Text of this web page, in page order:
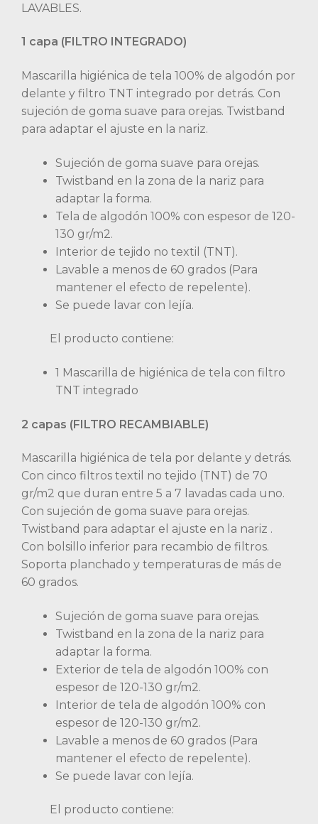
LAVABLES.
1 capa (FILTRO INTEGRADO)
Mascarilla higiénica de tela 100% de algodón por
delante y filtro TNT integrado por detrás. Con
sujeción de goma suave para orejas. Twistband
para adaptar el ajuste en la nariz.
Sujeción de goma suave para orejas.
Twistband en la zona de la nariz para
adaptar la forma.
Tela de algodón 100% con espesor de 120-
130 gr/m2.
Interior de tejido no textil (TNT).
Lavable a menos de 60 grados (Para
mantener el efecto de repelente).
Se puede lavar con lejía.
El producto contiene:
1 Mascarilla de higiénica de tela con filtro
TNT integrado
2 capas (FILTRO RECAMBIABLE)
Mascarilla higiénica de tela por delante y detrás.
Con cinco filtros textil no tejido (TNT) de 70
gr/m2 que duran entre 5 a 7 lavadas cada uno.
Con sujeción de goma suave para orejas.
Twistband para adaptar el ajuste en la nariz .
Con bolsillo inferior para recambio de filtros.
Soporta planchado y temperaturas de más de
60 grados.
Sujeción de goma suave para orejas.
Twistband en la zona de la nariz para
adaptar la forma.
Exterior de tela de algodón 100% con
espesor de 120-130 gr/m2.
Interior de tela de algodón 100% con
espesor de 120-130 gr/m2.
Lavable a menos de 60 grados (Para
mantener el efecto de repelente).
Se puede lavar con lejía.
El producto contiene: